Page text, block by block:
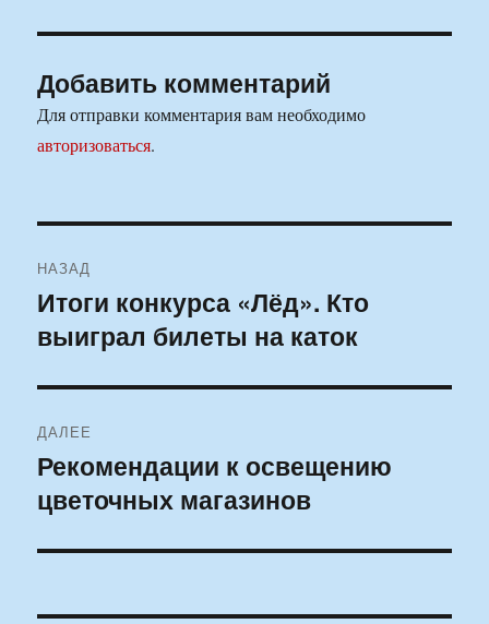
Добавить комментарий
Для отправки комментария вам необходимо
авторизоваться.
по
записям
НАЗАД
Предыдущая
запись:
Итоги конкурса «Лёд». Кто
выиграл билеты на каток
ДАЛЕЕ
Следующая
запись:
Рекомендации к освещению
цветочных магазинов